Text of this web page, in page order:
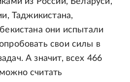
Таджикистана,
они испытали
свои силы в
А значит, всех 466
считать